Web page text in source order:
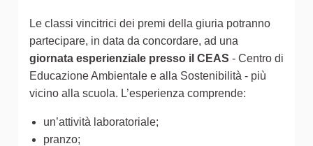
Le classi vincitrici dei premi della giuria potranno
partecipare, in data da concordare, ad una
giornata esperienziale presso il CEAS - Centro di
Educazione Ambientale e alla Sostenibilità - più
vicino alla scuola. L’esperienza comprende:
un’attività laboratoriale;
pranzo;